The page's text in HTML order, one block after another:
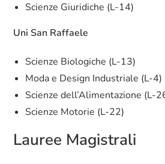
Scienze Giuridiche (L-14)
Uni San Raffaele
Scienze Biologiche (L-13)
Moda e Design Industriale (L-4)
Scienze dell’Alimentazione (L-
Scienze Motorie (L-22)
Lauree Magistrali